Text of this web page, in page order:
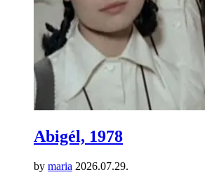
Abigél, 1978
by maria 2026.07.29.